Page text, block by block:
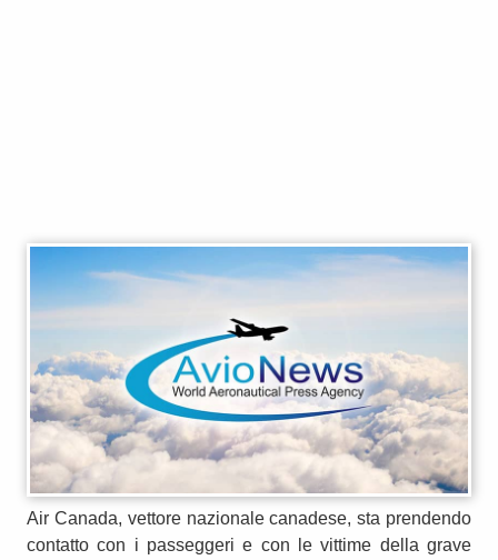
Air Canada, vettore nazionale canadese, sta prendendo
contatto con i passeggeri e con le vittime della grave